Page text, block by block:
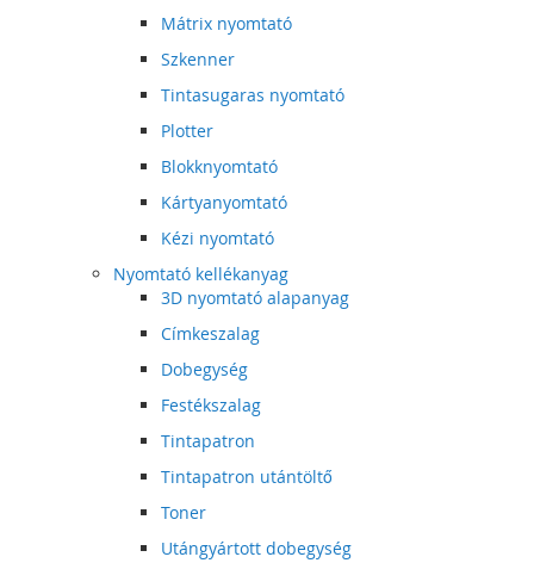
Mátrix nyomtató
Szkenner
Tintasugaras nyomtató
Plotter
Blokknyomtató
Kártyanyomtató
Kézi nyomtató
Nyomtató kellékanyag
3D nyomtató alapanyag
Címkeszalag
Dobegység
Festékszalag
Tintapatron
Tintapatron utántöltő
Toner
Utángyártott dobegység